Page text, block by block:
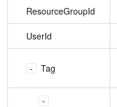
ResourceGroupId
UserId
Tag